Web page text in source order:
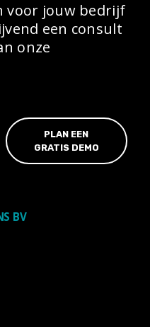
voor jouw bedrijf
een consult
onze
PLAN EEN
GRATIS DEMO
BV